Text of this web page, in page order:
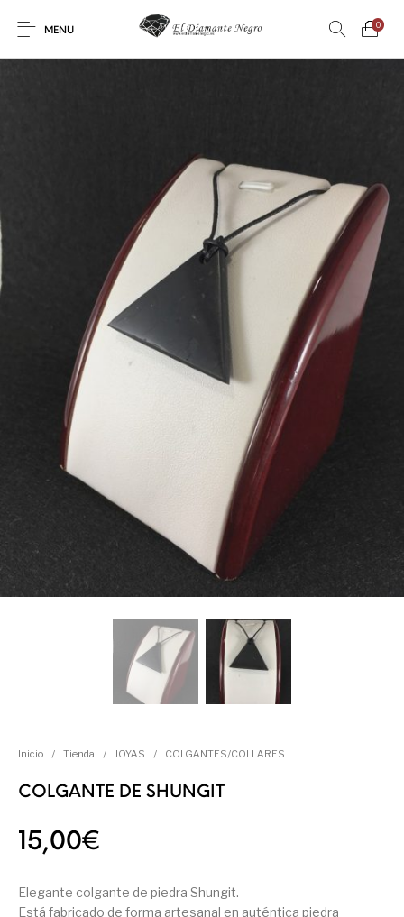
MENU
0
En oferta ! DECORACIÓN DINOSAURIOS
METEORITOS
MINERALES
PRODUCTOS DE
Inicio / Tienda / JOYAS / COLGANTES/COLLARES
COLGANTE DE SHUNGIT
15,00€
Elegante colgante de piedra Shungit.
Está fabricado de forma artesanal en auténtica piedra